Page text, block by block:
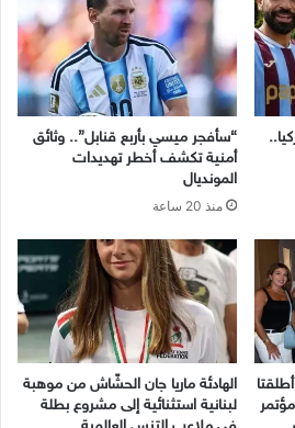
“سأفجر ميسي بأربع قنابل”.. وثائق
أمنية تكشف أخطر تهديدات
المونديال
منذ 20 ساعة
الهادئة ماريا جان الحشّاش من موهبة
لبنانية استثنائية إلى مشروع بطلة